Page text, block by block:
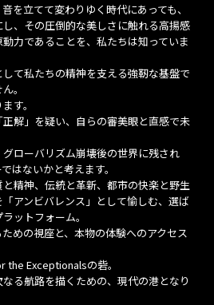
を立てて変わりゆく時代にあっても、
、その圧倒的な美しさに触れる高揚感
力であることを、私たちは知っていま
て私たちの精神を支える強靭な基盤で
。
す。
解」を疑い、自らの審美眼と直感で未
ローバリズム崩壊後の世界に残され
はないかと考えます。
精神、伝統と革新、都市の快楽と野生
「アンビバレンス」として愉しむ、選ば
ットフォーム。
めの視座と、本物の体験へのアクセス
the Exceptionalsの砦。
る航路を描くための、現代の港となり